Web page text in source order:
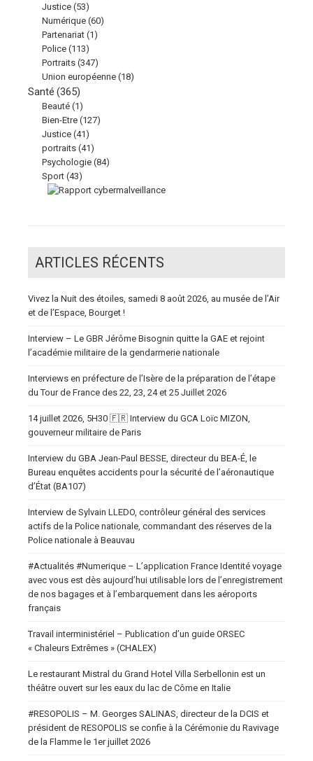
Justice (53)
Numérique (60)
Partenariat (1)
Police (113)
Portraits (347)
Union européenne (18)
Santé (365)
Beauté (1)
Bien-Etre (127)
Justice (41)
portraits (41)
Psychologie (84)
Sport (43)
ARTICLES RÉCENTS
Vivez la Nuit des étoiles, samedi 8 août 2026, au musée de l’Air
et de l’Espace, Bourget !
Interview – Le GBR Jérôme Bisognin quitte la GAE et rejoint
l’académie militaire de la gendarmerie nationale
Interviews en préfecture de l’Isère de la préparation de l’étape
du Tour de France des 22, 23, 24 et 25 Juillet 2026
14 juillet 2026, 5H30 🇫🇷 Interview du GCA Loïc MIZON,
gouverneur militaire de Paris
Interview du GBA Jean-Paul BESSE, directeur du BEA-É, le
Bureau enquêtes accidents pour la sécurité de l’aéronautique
d’État (BA107)
Interview de Sylvain LLEDO, contrôleur général des services
actifs de la Police nationale, commandant des réserves de la
Police nationale à Beauvau
#Actualités #Numerique – L’application France Identité voyage
avec vous est dès aujourd’hui utilisable lors de l’enregistrement
de nos bagages et à l’embarquement dans les aéroports
français
Travail interministériel – Publication d’un guide ORSEC
« Chaleurs Extrêmes » (CHALEX)
Le restaurant Mistral du Grand Hotel Villa Serbellonin est un
théâtre ouvert sur les eaux du lac de Côme en Italie
#RESOPOLIS – M. Georges SALINAS, directeur de la DCIS et
président de RESOPOLIS se confie à la Cérémonie du Ravivage
de la Flamme le 1er juillet 2026